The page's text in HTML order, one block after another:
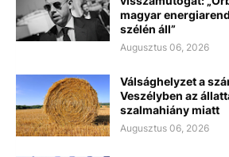
magyar
szélén áll”
Augusztus 06, 2026
Válsághelyzet a
Veszélyben az
szalmahiány miatt
Augusztus 06, 2026